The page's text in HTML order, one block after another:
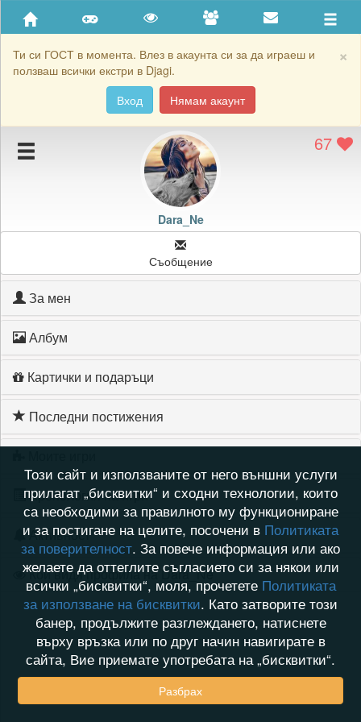
×
Ти си ГОСТ в момента. Влез в акаунта си за да играеш и
ползваш всички екстри в Djagi.
Вход
Нямам акаунт
Приятели
Хронология на игри
Подаръците на Dara_Ne
Картичките на Dara_Ne
67
Dara_Ne
Съобщение
За мен
Албум
Картички и подаръци
Последни постижения
Хронология на игри
Активност
Кой видя профила на Dara_Ne
Този сайт и използваните от него външни услуги
прилагат „бисквитки“ и сходни технологии, които
са необходими за правилното му функциониране
и за постигане на целите, посочени в Политиката
за поверителност. За повече информация или ако
желаете да оттеглите съгласието си за някои или
всички „бисквитки“, моля, прочетете Политиката
за използване на бисквитки. Като затворите този
банер, продължите разглеждането, натиснете
върху връзка или по друг начин навигирате в
сайта, Вие приемате употребата на „бисквитки“.
Разбрах